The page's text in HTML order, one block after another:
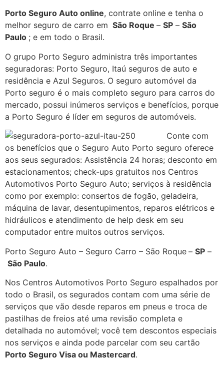
Porto Seguro Auto online, contrate online e tenha o
melhor seguro de carro em São Roque – SP – São
Paulo ; e em todo o Brasil.
O grupo Porto Seguro administra três importantes
seguradoras: Porto Seguro, Itaú seguros de auto e
residência e Azul Seguros. O seguro automóvel da
Porto seguro é o mais completo seguro para carros do
mercado, possui inúmeros serviços e benefícios, porque
a Porto Seguro é líder em seguros de automóveis.
Conte com
os benefícios que o Seguro Auto Porto seguro oferece
aos seus segurados: Assistência 24 horas; desconto em
estacionamentos; check-ups gratuitos nos Centros
Automotivos Porto Seguro Auto; serviços à residência
como por exemplo: consertos de fogão, geladeira,
máquina de lavar, desentupimentos, reparos elétricos e
hidráulicos e atendimento de help desk em seu
computador entre muitos outros serviços.
Porto Seguro Auto – Seguro Carro – São Roque – SP –
São Paulo.
Nos Centros Automotivos Porto Seguro espalhados por
todo o Brasil, os segurados contam com uma série de
serviços que vão desde reparos em pneus e troca de
pastilhas de freios até uma revisão completa e
detalhada no automóvel; você tem descontos especiais
nos serviços e ainda pode parcelar com seu cartão
Porto Seguro Visa ou Mastercard.